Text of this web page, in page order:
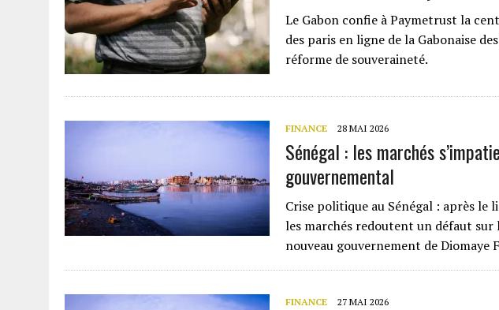
Le Gabon confie à Paymetrust la
des paris en ligne de la Gabonaise
réforme de souveraineté.
FINANCE 28 MAI 2026
Sénégal : les marchés
gouvernemental
Crise politique au Sénégal : après le
les marchés redoutent un défaut
nouveau gouvernement de Diomaye
FINANCE 27 MAI 2026